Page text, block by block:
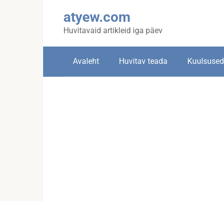
atyew.com
Huvitavaid artikleid iga päev
Avaleht Huvitav teada Kuulsused